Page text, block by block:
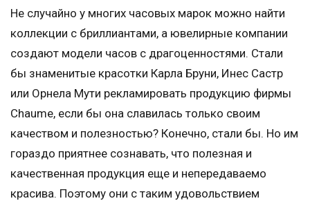
Не случайно у многих часовых марок можно найти
коллекции с бриллиантами, а ювелирные компании
создают модели часов с драгоценностями. Стали
бы знаменитые красотки Карла Бруни, Инес Састр
или Орнела Мути рекламировать продукцию фирмы
Chaume, если бы она славилась только своим
качеством и полезностью? Конечно, стали бы. Но им
гораздо приятнее сознавать, что полезная и
качественная продукция еще и непередаваемо
красива. Поэтому они с таким удовольствием